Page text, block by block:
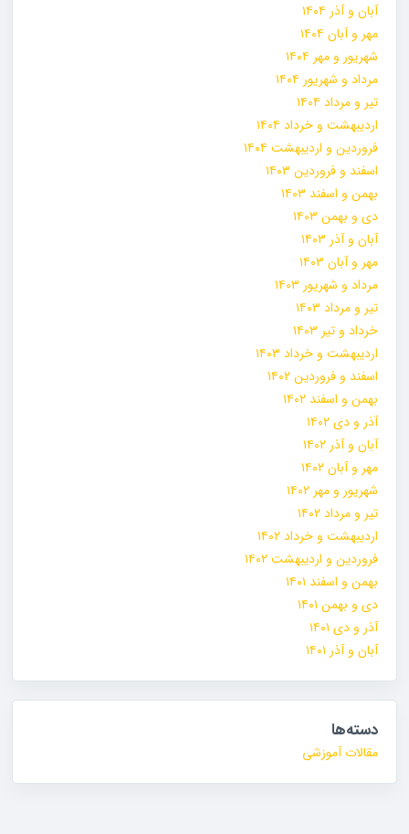
آبان و آذر ۱۴۰۴
مهر و آبان ۱۴۰۴
شهریور و مهر ۱۴۰۴
مرداد و شهریور ۱۴۰۴
تیر و مرداد ۱۴۰۴
اردیبهشت و خرداد ۱۴۰۴
فروردین و اردیبهشت ۱۴۰۴
اسفند و فروردین ۱۴۰۳
بهمن و اسفند ۱۴۰۳
دی و بهمن ۱۴۰۳
آبان و آذر ۱۴۰۳
مهر و آبان ۱۴۰۳
مرداد و شهریور ۱۴۰۳
تیر و مرداد ۱۴۰۳
خرداد و تیر ۱۴۰۳
اردیبهشت و خرداد ۱۴۰۳
اسفند و فروردین ۱۴۰۲
بهمن و اسفند ۱۴۰۲
آذر و دی ۱۴۰۲
آبان و آذر ۱۴۰۲
مهر و آبان ۱۴۰۲
شهریور و مهر ۱۴۰۲
تیر و مرداد ۱۴۰۲
اردیبهشت و خرداد ۱۴۰۲
فروردین و اردیبهشت ۱۴۰۲
بهمن و اسفند ۱۴۰۱
دی و بهمن ۱۴۰۱
آذر و دی ۱۴۰۱
آبان و آذر ۱۴۰۱
دسته‌ها
مقالات آموزشی